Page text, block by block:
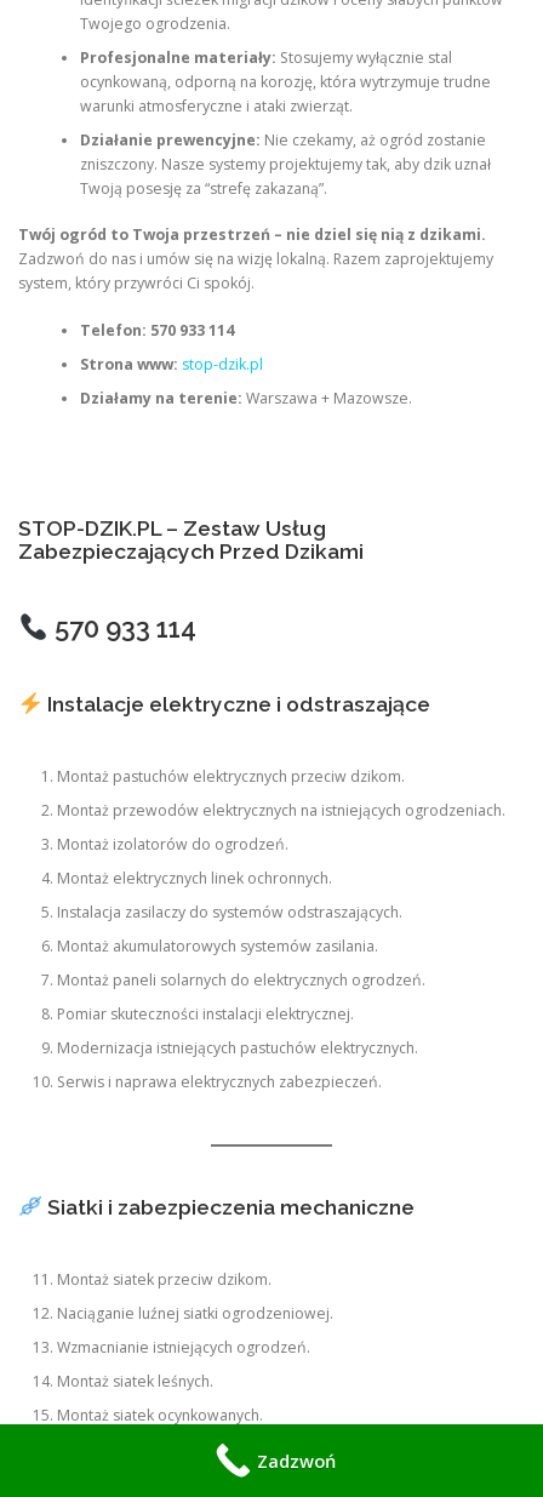
Twojego ogrodzenia.
Profesjonalne materiały: Stosujemy wyłącznie stal
ocynkowaną, odporną na korozję, która wytrzymuje trudne
warunki atmosferyczne i ataki zwierząt.
Działanie prewencyjne: Nie czekamy, aż ogród zostanie
zniszczony. Nasze systemy projektujemy tak, aby dzik uznał
Twoją posesję za “strefę zakazaną”.
Twój ogród to Twoja przestrzeń – nie dziel się nią z dzikami.
Zadzwoń do nas i umów się na wizję lokalną. Razem zaprojektujemy
system, który przywróci Ci spokój.
Telefon: 570 933 114
Strona www: stop-dzik.pl
Działamy na terenie: Warszawa + Mazowsze.
STOP-DZIK.PL – Zestaw Usług
Zabezpieczających Przed Dzikami
570 933 114
Instalacje elektryczne i odstraszające
Montaż pastuchów elektrycznych przeciw dzikom.
Montaż przewodów elektrycznych na istniejących ogrodzeniach.
Montaż izolatorów do ogrodzeń.
Montaż elektrycznych linek ochronnych.
Instalacja zasilaczy do systemów odstraszających.
Montaż akumulatorowych systemów zasilania.
Montaż paneli solarnych do elektrycznych ogrodzeń.
Pomiar skuteczności instalacji elektrycznej.
Modernizacja istniejących pastuchów elektrycznych.
Serwis i naprawa elektrycznych zabezpieczeń.
Siatki i zabezpieczenia mechaniczne
Montaż siatek przeciw dzikom.
Naciąganie luźnej siatki ogrodzeniowej.
Wzmacnianie istniejących ogrodzeń.
Montaż siatek leśnych.
Montaż siatek ocynkowanych.
Montaż siatek powlekanych PCV.
Montaż siatek przemysłowych.
Zadzwoń